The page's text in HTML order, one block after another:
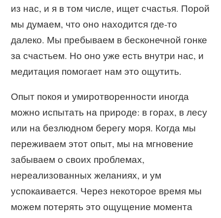
из нас, и я в том числе, ищет счастья. Порой
мы думаем, что оно находится где-то
далеко. Мы пребываем в бесконечной гонке
за счастьем. Но оно уже есть внутри нас, и
медитация помогает нам это ощутить.
Опыт покоя и умиротворенности иногда
можно испытать на природе: в горах, в лесу
или на безлюдном берегу моря. Когда мы
переживаем этот опыт, мы на мгновение
забываем о своих проблемах,
нереализованных желаниях, и ум
успокаивается. Через некоторое время мы
можем потерять это ощущение момента